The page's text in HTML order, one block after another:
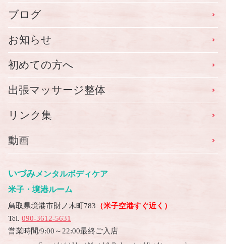
いづみメンタルボディケア
米子・境港ルーム
鳥取県境港市財ノ木町783 （米子空港すぐ近く）
Tel. 090-3612-5631
営業時間/9:00～22:00最終ご入店
ブログ
お知らせ
初めての方へ
出張マッサージ整体
リンク集
動画